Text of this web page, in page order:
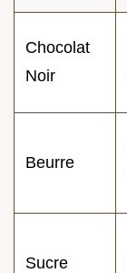
Chocolat
Noir
Beurre
Sucre